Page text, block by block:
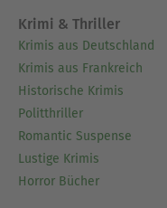
Krimi & Thriller
Krimis aus Deutschland
Krimis aus Frankreich
Historische Krimis
Politthriller
Romantic Suspense
Lustige Krimis
Horror Bücher